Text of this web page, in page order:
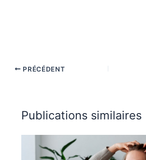
PRÉCÉDENT
Publications similaires